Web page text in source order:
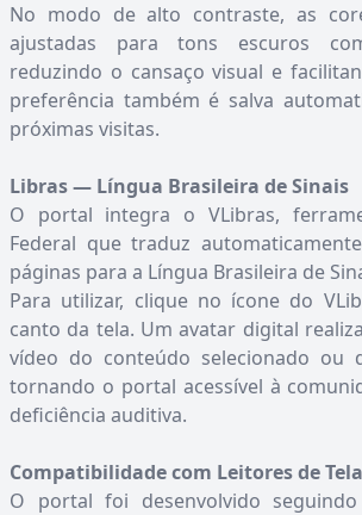
No modo de alto contraste, as
ajustadas para tons escuros
reduzindo o cansaço visual e
preferência também é salva
próximas visitas.
Libras — Língua Brasileira de Sinais
O portal integra o VLibras,
Federal que traduz
páginas para a Língua Brasileira de
Para utilizar, clique no ícone do
canto da tela. Um avatar digital
vídeo do conteúdo selecionado ou
tornando o portal acessível à
deficiência auditiva.
Compatibilidade com Leitores de Tela
O portal foi desenvolvido